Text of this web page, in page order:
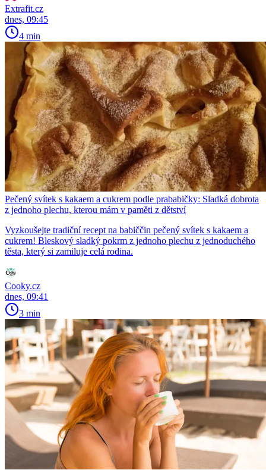
Extrafit.cz
dnes, 09:45
4 min
Pečený svítek s kakaem a cukrem podle prababičky: Sladká dobrota
z jednoho plechu, kterou mám v paměti z dětství
Vyzkoušejte tradiční recept na babiččin pečený svítek s kakaem a
cukrem! Bleskový sladký pokrm z jednoho plechu z jednoduchého
těsta, který si zamiluje celá rodina.
Cooky.cz
dnes, 09:41
3 min